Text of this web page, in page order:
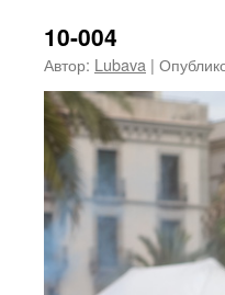
10-004
Автор: Lubava |